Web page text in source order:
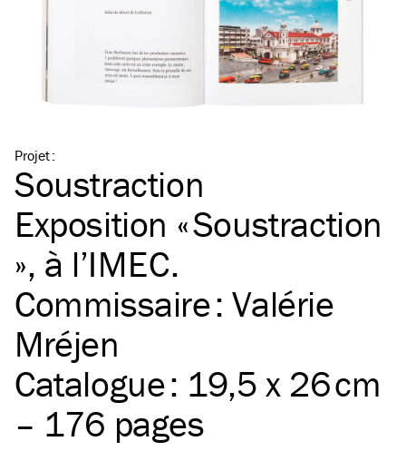
Projet:
Soustraction
Exposition « Soustraction
», à l’IMEC.
Commissaire : Valérie
Mréjen
Catalogue : 19,5 x 26 cm
– 176 pages